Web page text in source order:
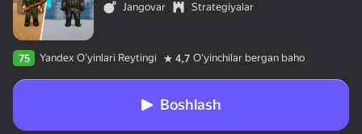
Jangovar
Strategiyalar
75 Yandex O'yinlari Reytingi 4,7 Oʻyinchilar bergan baho
Boshlash